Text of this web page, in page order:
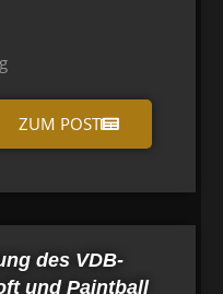
ZUM POST
des VDB-
und Paintball